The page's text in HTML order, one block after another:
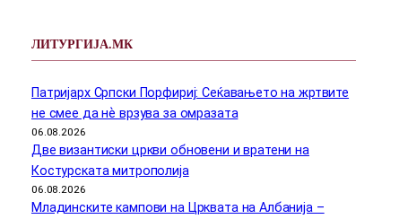
ЛИТУРГИЈА.МК
Патријарх Српски Порфириј: Сеќавањето на жртвите
не смее да нѐ врзува за омразата
06.08.2026
Две византиски цркви обновени и вратени на
Костурската митрополија
06.08.2026
Младинските кампови на Црквата на Албанија –